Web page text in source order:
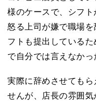
様のケースで、シフ
怒る上司が嫌で職場
フトも提出している
で自分では言えなかっ
実際に辞めさせても
せんが、店長の雰囲